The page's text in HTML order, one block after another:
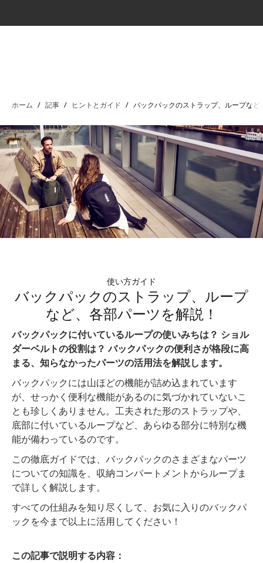
ホーム / 記事 / ヒントとガイド / バックパックのストラップ、ループな
使い方ガイド
バックパックのストラップ、ループ
など、各部パーツを解説！
バックパックに付いているループの使いみちは？ ショル
ダーベルトの役割は？ バックパックの便利さが格段に高
まる、知らなかったパーツの活用法を解説します。
バックパックには山ほどの機能が詰め込まれています
が、せっかく便利な機能があるのに気づかれていないこ
とも珍しくありません。工夫された形のストラップや、
底部に付いているループなど、あらゆる部分に特別な機
能が備わっているのです。
この徹底ガイドでは、バックパックのさまざまなパーツ
についての知識を、収納コンパートメントからループま
で詳しく解説します。
すべての仕組みを知り尽くして、お気に入りのバックパ
ックを今まで以上に活用してください！
この記事で説明する内容：